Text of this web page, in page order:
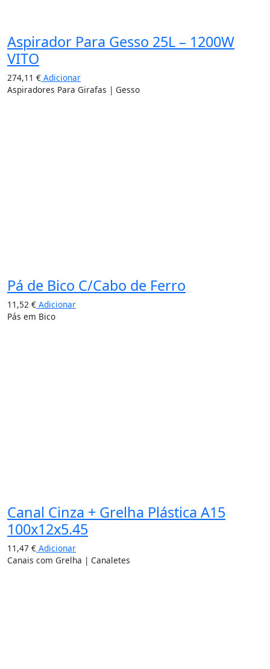
Aspirador Para Gesso 25L – 1200W
VITO
274,11 € Adicionar
Aspiradores Para Girafas | Gesso
Pá de Bico C/Cabo de Ferro
11,52 € Adicionar
Pás em Bico
Canal Cinza + Grelha Plástica A15
100x12x5.45
11,47 € Adicionar
Canais com Grelha | Canaletes